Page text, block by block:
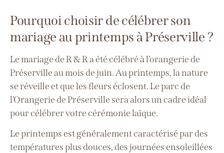
Pourquoi choisir de célébrer son
mariage au printemps à Préserville ?
Le mariage de R & R a été célébré à l’orangerie de
Préserville au mois de juin. Au printemps, la nature
se réveille et que les fleurs éclosent. Le parc de
l’Orangerie de Préserville sera alors un cadre idéal
pour célébrer votre cérémonie laïque.
Le printemps est généralement caractérisé par des
températures plus douces, des journées ensoleillées